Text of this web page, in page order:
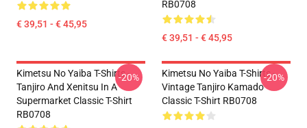
€ 39,51 - € 45,95
RB0708
€ 39,51 - € 45,95
Kimetsu No Yaiba T-Shirts -
Tanjiro And Xenitsu In A
Supermarket Classic T-Shirt
RB0708
-20%
Kimetsu No Yaiba T-Shirts -
Vintage Tanjiro Kamado
Classic T-Shirt RB0708
-20%